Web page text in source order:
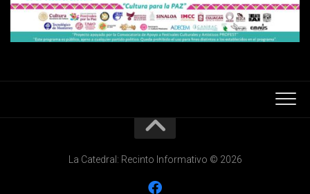
La Catedral: Recinto Informativo © 2026